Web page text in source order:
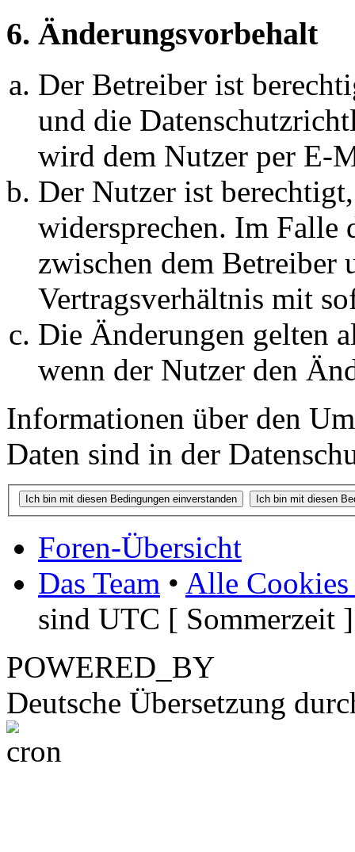
6. Änderungsvorbehalt
Der Betreiber ist
und die
wird dem Nutzer per E-
Der Nutzer ist
widersprechen. Im Falle
zwischen dem Betreiber
Vertragsverhältnis mit
Die Änderungen gelten
wenn der Nutzer den
Informationen über den
Daten sind in der
Foren-Übersicht
Das Team • Alle Cookies
sind UTC [ Sommerzeit ]
POWERED_BY
Deutsche Übersetzung